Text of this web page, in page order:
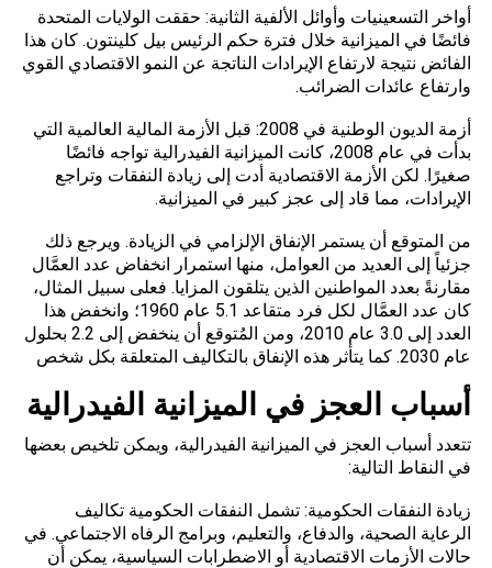
أواخر التسعينيات وأوائل الألفية الثانية: حققت الولايات المتحدة
فائضًا في الميزانية خلال فترة حكم الرئيس بيل كلينتون. كان هذا
الفائض نتيجة لارتفاع الإيرادات الناتجة عن النمو الاقتصادي القوي
وارتفاع عائدات الضرائب.
أزمة الديون الوطنية في 2008: قبل الأزمة المالية العالمية التي
بدأت في عام 2008، كانت الميزانية الفيدرالية تواجه فائضًا
صغيرًا. لكن الأزمة الاقتصادية أدت إلى زيادة النفقات وتراجع
الإيرادات، مما قاد إلى عجز كبير في الميزانية.
من المتوقع أن يستمر الإنفاق الإلزامي في الزيادة. ويرجع ذلك
جزئياً إلى العديد من العوامل، منها استمرار انخفاض عدد العمَّال
مقارنةً بعدد المواطنين الذين يتلقون المزايا. فعلى سبيل المثال،
كان عدد العمَّال لكل فرد متقاعد 5.1 عام 1960؛ وانخفض هذا
العدد إلى 3.0 عام 2010، ومن المُتوقع أن ينخفض إلى 2.2 بحلول
عام 2030. كما يتأثر هذه الإنفاق بالتكاليف المتعلقة بكل شخص
أسباب العجز في الميزانية الفيدرالية
تتعدد أسباب العجز في الميزانية الفيدرالية، ويمكن تلخيص بعضها
في النقاط التالية:
زيادة النفقات الحكومية: تشمل النفقات الحكومية تكاليف
الرعاية الصحية، والدفاع، والتعليم، وبرامج الرفاه الاجتماعي. في
حالات الأزمات الاقتصادية أو الاضطرابات السياسية، يمكن أن